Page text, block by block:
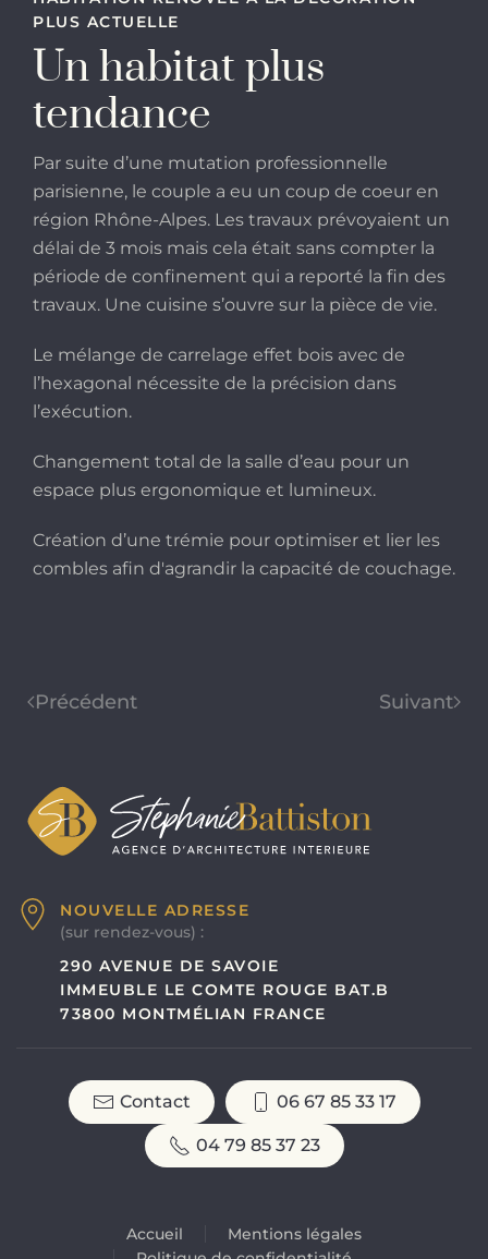
PLUS ACTUELLE
Un habitat plus
tendance
Par suite d’une mutation professionnelle
parisienne, le couple a eu un coup de coeur en
région Rhône-Alpes. Les travaux prévoyaient un
délai de 3 mois mais cela était sans compter la
période de confinement qui a reporté la fin des
travaux. Une cuisine s’ouvre sur la pièce de vie.
Le mélange de carrelage effet bois avec de
l’hexagonal nécessite de la précision dans
l’exécution.
Changement total de la salle d’eau pour un
espace plus ergonomique et lumineux.
Création d’une trémie pour optimiser et lier les
combles afin d'agrandir la capacité de couchage.
Précédent Suivant
NOUVELLE ADRESSE
(sur rendez-vous) :
290 AVENUE DE SAVOIE
IMMEUBLE LE COMTE ROUGE BAT.B
73800 MONTMÉLIAN FRANCE
Contact 06 67 85 33 17
04 79 85 37 23
Accueil
Mentions légales